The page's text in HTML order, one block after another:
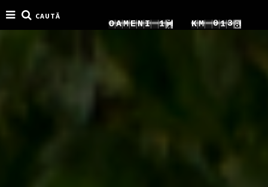
CAUTĂ
OAMENI
2
32
1 KM
0
1
2
3
15